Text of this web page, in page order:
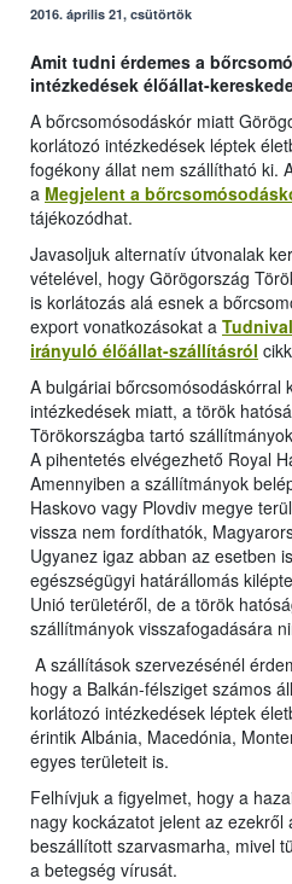
2016. április 21, csütörtök
Amit tudni érdemes a
intézkedések élőállat-
A bőrcsomósodáskór miatt
korlátozó intézkedések léptek
fogékony állat nem szállítható ki.
a Megjelent a
tájékozódhat.
Javasoljuk alternatív útvonalak
vételével, hogy Görögország
is korlátozás alá esnek a
export vonatkozásokat a
irányuló élőállat-szállításról
A bulgáriai bőrcsomósodáskórral
intézkedések miatt, a török
Törökországba tartó
A pihentetés elvégezhető Royal
Amennyiben a szállítmányok
Haskovo vagy Plovdiv megye
vissza nem fordíthatók,
Ugyanez igaz abban az esetben
egészségügyi határállomás
Unió területéről, de a török
szállítmányok visszafogadására
A szállítások szervezésénél
hogy a Balkán-félsziget számos
korlátozó intézkedések léptek
érintik Albánia, Macedónia,
egyes területeit is.
Felhívjuk a figyelmet, hogy a
nagy kockázatot jelent az ezekről
beszállított szarvasmarha, mivel
a betegség vírusát.